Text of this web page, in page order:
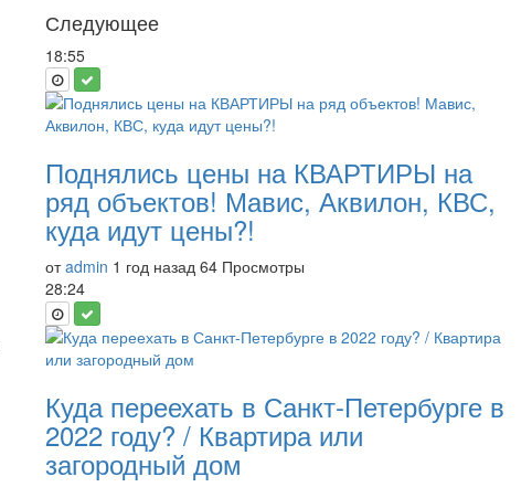
Следующее
18:55
Поднялись цены на КВАРТИРЫ на
ряд объектов! Мавис, Аквилон, КВС,
куда идут цены?!
отadmin 1 год назад 64 Просмотры
28:24
Куда переехать в Санкт-Петербурге в
2022 году? / Квартира или
загородный дом